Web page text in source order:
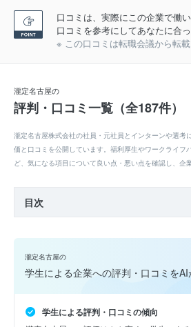
口コミは、実際にこの企業で働
口コミを参考にしてあなたに合
※ この口コミは転職会議から転載
瀧定名古屋の
評判・口コミ一覧（全187件）
瀧定名古屋株式会社の社員・元社員とインターンや選考
価と口コミを公開しています。福利厚生やワークライフ
ど、気になる項目について良い点・悪い点を確認し、企
目次
瀧定名古屋の
学生による企業への評判・口コミをAI
学生による評判・口コミの傾向